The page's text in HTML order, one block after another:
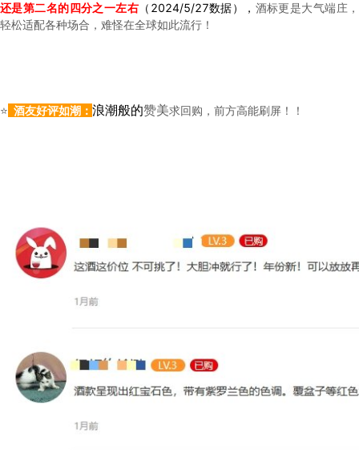
还是第二名的四分之一左右 （2024/5/27数据）， 酒标更是大气端庄，
轻松适配各种场合，难怪在全球如此流行！
⭐ 酒友好评如潮： 浪潮般的赞美求回购，前方高能刷屏！！